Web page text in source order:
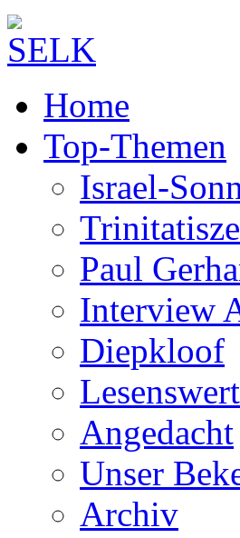
Home
Top-Themen
Israel-
Paul
Interview
Diepkloof
Lesenswert
Angedacht
Unser
Archiv